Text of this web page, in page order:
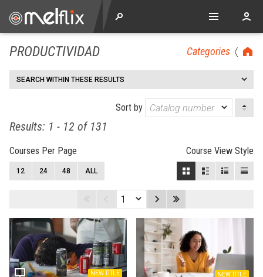
Categories
PRODUCTIVIDAD
SEARCH WITHIN THESE RESULTS
Sort by
Results: 1 - 12 of 131
Courses Per Page Course View Style
12 24 48 ALL
NEW TITLE NEW TITLE